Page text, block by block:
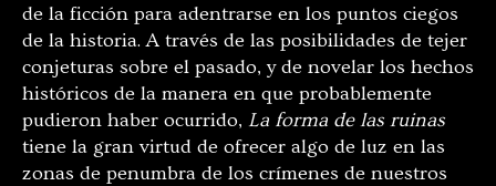
de la ficción para adentrarse en los puntos ciegos
de la historia. A través de las posibilidades de tejer
conjeturas sobre el pasado, y de novelar los hechos
históricos de la manera en que probablemente
pudieron haber ocurrido, La forma de las ruinas
tiene la gran virtud de ofrecer algo de luz en las
zonas de penumbra de los crímenes de nuestros